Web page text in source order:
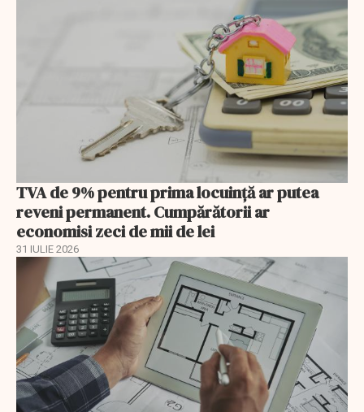
TVA de 9% pentru prima locuință ar putea
reveni permanent. Cumpărătorii ar
economisi zeci de mii de lei
31 IULIE 2026